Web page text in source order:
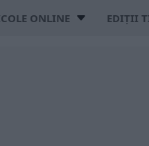
ONLINE EDIȚII